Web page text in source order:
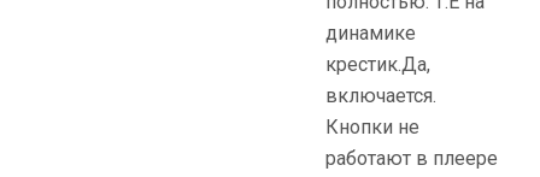
динамике
крестик.Да,
включается.
Кнопки не
работают в плеере